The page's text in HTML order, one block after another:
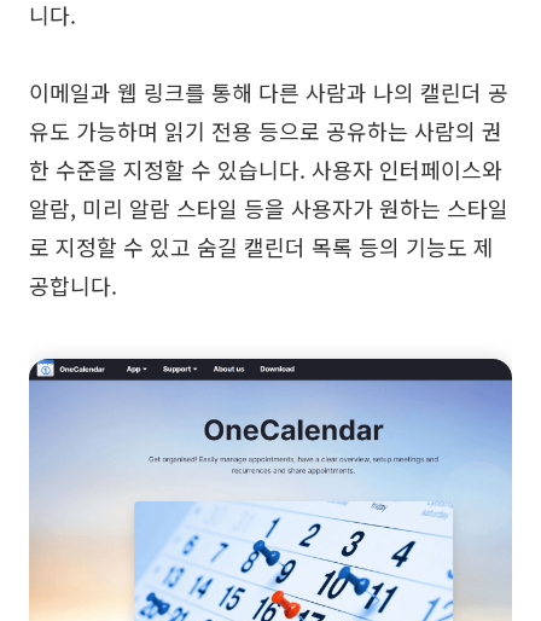
프라이빗 네트워크 배포
가격
니다.
이메일과 웹 링크를 통해 다른 사람과 나의 캘린더 공
유도 가능하며 읽기 전용 등으로 공유하는 사람의 권
한 수준을 지정할 수 있습니다. 사용자 인터페이스와
알람, 미리 알람 스타일 등을 사용자가 원하는 스타일
로 지정할 수 있고 숨길 캘린더 목록 등의 기능도 제
공합니다.